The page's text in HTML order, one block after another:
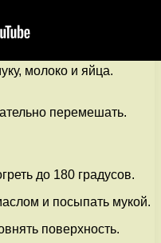
молоко и яйца.
перемешать.
до 180 градусов.
и посыпать мукой.
поверхность.